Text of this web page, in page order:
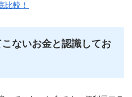
比較！
ないお金と認識してお